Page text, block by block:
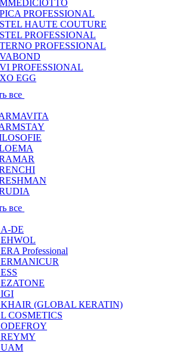
PROFESSIONAL
HAUTE COUTURE
PROFESSIONAL
PROFESSIONAL
PROFESSIONAL
EGG
все
все
DE
Professional
(GLOBAL КЕRATIN)
COSMETICS